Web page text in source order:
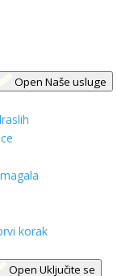
Open Naše usluge
korak
Open Uključite se